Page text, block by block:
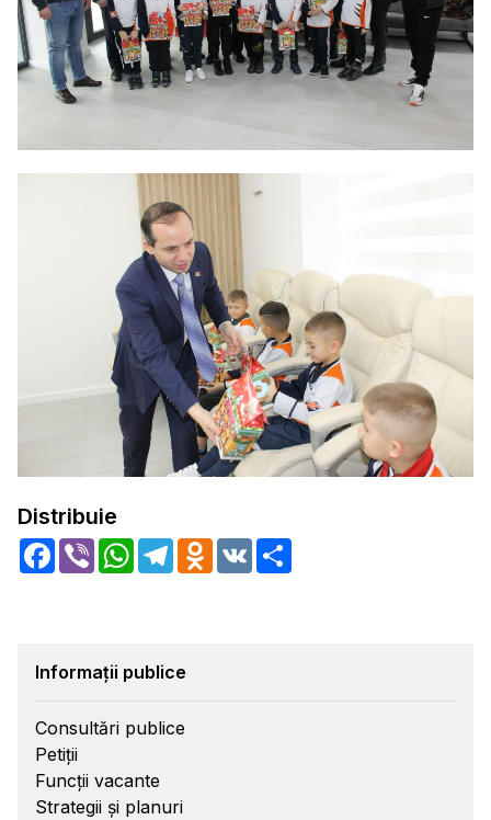
Distribuie
Facebook
Viber WhatsApp
TelegramOdnoklassniki
VK
Informații publice
Consultări publice
Petiții
Funcții vacante
Strategii și planuri